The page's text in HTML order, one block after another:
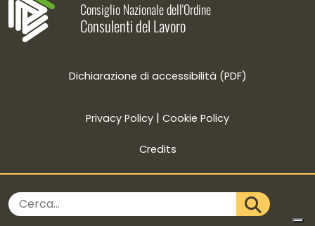
Consiglio Nazionale dell'Ordine
Consulenti del Lavoro
Dichiarazione di accessibilità (PDF)
Privacy Policy | Cookie Policy
Credits
Cerca nel sito
CERCA